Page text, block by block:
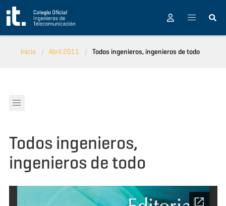
Pasar al contenido principal
Inicio Abril 2011 Todos ingenieros, ingenieros de todo
Todos ingenieros,
ingenieros de todo